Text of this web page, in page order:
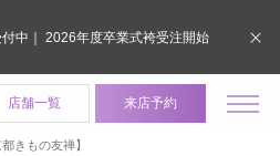
店舗一覧 来店予約
きもの友禅】
中｜ 2026年度卒業式袴受注開始